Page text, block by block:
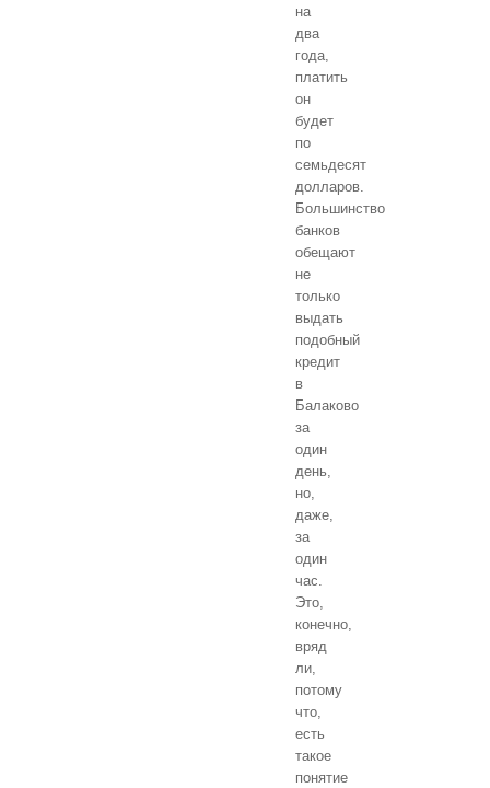
на
два
года,
платить
он
будет
по
семьдесят
долларов.
Большинство
банков
обещают
не
только
выдать
подобный
кредит
в
Балаково
за
один
день,
но,
даже,
за
один
час.
Это,
конечно,
вряд
ли,
потому
что,
есть
такое
понятие